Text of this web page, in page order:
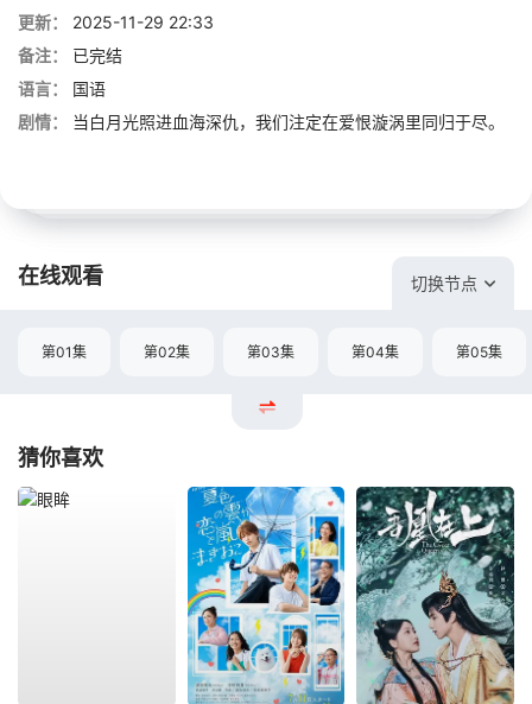
更新：
2025-11-29 22:33
备注：
已完结
语言：
国语
剧情：
当白月光照进血海深仇，我们注定在爱恨漩涡里同归于尽。
在线观看 切换节点
第01集 第02集 第03集 第04集 第05集
猜你喜欢